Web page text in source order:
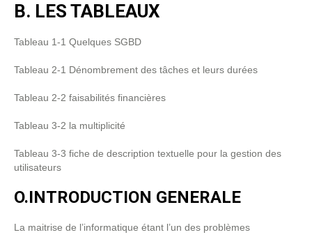
B. LES TABLEAUX
Tableau 1-1 Quelques SGBD
Tableau 2-1 Dénombrement des tâches et leurs durées
Tableau 2-2 faisabilités financières
Tableau 3-2 la multiplicité
Tableau 3-3 fiche de description textuelle pour la gestion des
utilisateurs
O.INTRODUCTION GENERALE
La maitrise de l’informatique étant l’un des problèmes